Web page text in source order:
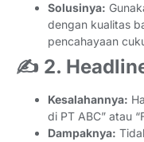
Solusinya:
dengan kualitas
pencahayaan
✍️ 2.
Kesalahannya:
di PT ABC” atau
Dampaknya: